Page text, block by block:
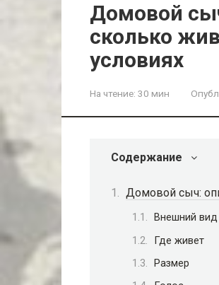
Домовой
сколько
условиях
На чтение: 30 мин
Содержание
Домовой сыч:
Внешний вид
Где живет
Размер